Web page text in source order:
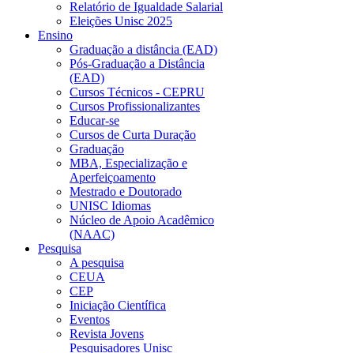
Relatório de Igualdade Salarial
Eleições Unisc 2025
Ensino
Graduação a distância (EAD)
Pós-Graduação a Distância
(EAD)
Cursos Técnicos - CEPRU
Cursos Profissionalizantes
Educar-se
Cursos de Curta Duração
Graduação
MBA, Especialização e
Aperfeiçoamento
Mestrado e Doutorado
UNISC Idiomas
Núcleo de Apoio Acadêmico
(NAAC)
Pesquisa
A pesquisa
CEUA
CEP
Iniciação Científica
Eventos
Revista Jovens
Pesquisadores Unisc